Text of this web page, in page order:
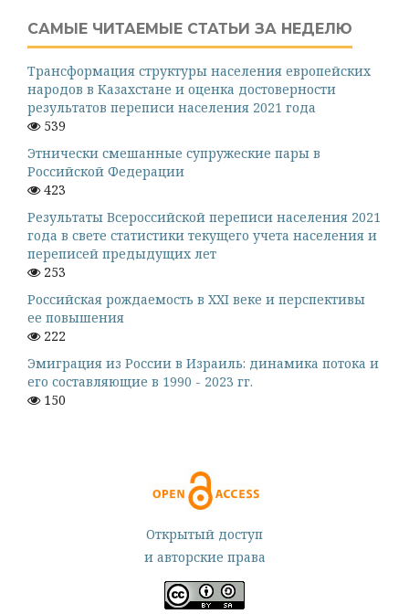
САМЫЕ ЧИТАЕМЫЕ СТАТЬИ ЗА НЕДЕЛЮ
Трансформация структуры населения европейских
народов в Казахстане и оценка достоверности
результатов переписи населения 2021 года
539
Этнически смешанные супружеские пары в
Российской Федерации
423
Результаты Всероссийской переписи населения 2021
года в свете статистики текущего учета населения и
переписей предыдущих лет
253
Российская рождаемость в XXI веке и перспективы
ее повышения
222
Эмиграция из России в Израиль: динамика потока и
его составляющие в 1990 - 2023 гг.
150
Открытый доступ
и авторские права